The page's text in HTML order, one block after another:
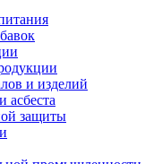
и изделий
асбеста
защиты